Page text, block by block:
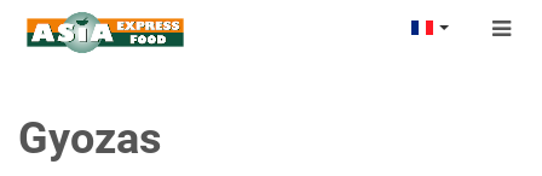
Gyozas